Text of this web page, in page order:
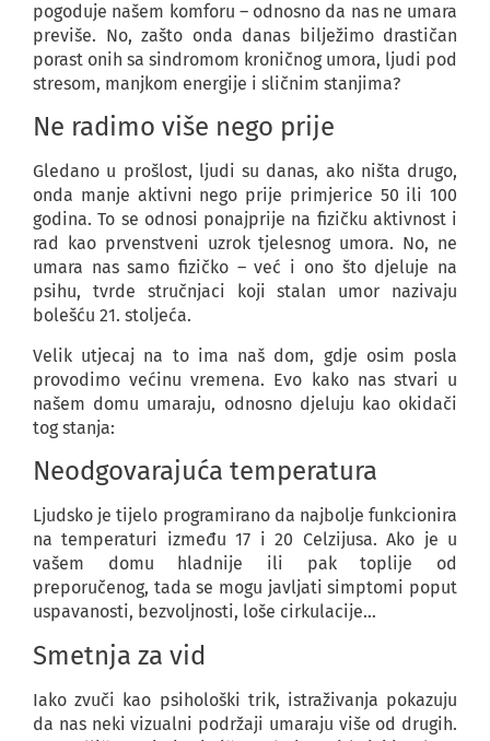
pogoduje našem komforu – odnosno da nas ne umara
previše. No, zašto onda danas bilježimo drastičan
porast onih sa sindromom kroničnog umora, ljudi pod
stresom, manjkom energije i sličnim stanjima?
Ne radimo više nego prije
Gledano u prošlost, ljudi su danas, ako ništa drugo,
onda manje aktivni nego prije primjerice 50 ili 100
godina. To se odnosi ponajprije na fizičku aktivnost i
rad kao prvenstveni uzrok tjelesnog umora. No, ne
umara nas samo fizičko – već i ono što djeluje na
psihu, tvrde stručnjaci koji stalan umor nazivaju
bolešću 21. stoljeća.
Velik utjecaj na to ima naš dom, gdje osim posla
provodimo većinu vremena. Evo kako nas stvari u
našem domu umaraju, odnosno djeluju kao okidači
tog stanja:
Neodgovarajuća temperatura
Ljudsko je tijelo programirano da najbolje funkcionira
na temperaturi između 17 i 20 Celzijusa. Ako je u
vašem domu hladnije ili pak toplije od
preporučenog, tada se mogu javljati simptomi poput
uspavanosti, bezvoljnosti, loše cirkulacije…
Smetnja za vid
Iako zvuči kao psihološki trik, istraživanja pokazuju
da nas neki vizualni podržaji umaraju više od drugih.